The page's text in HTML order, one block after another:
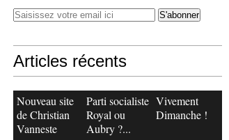
Articles récents
Nouveau site
de Christian
Vanneste
Parti socialiste :
Royal ou
Aubry ?...
Vivement
Dimanche !